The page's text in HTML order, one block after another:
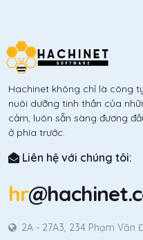
Hachinet không chỉ là công
nuôi dưỡng tinh thần của
cảm, luôn sẵn sàng đương
ở phía trước.
Liên hệ với chúng tôi:
hr
2A - 27A3, 234 Phạm Văn